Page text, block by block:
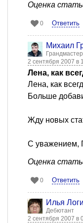
Оценка
0 Ответить
Михаил
Грандмастер
2 сентября 2007 в
Лена, как
Лена, как
Больше
Жду новых
С уважением,
Оценка
0 Ответить
Илья
Дебютант
2 сентября 2007 в